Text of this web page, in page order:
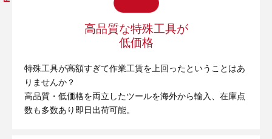
高品質な特殊工具が
低価格
特殊工具が高額すぎて作業工賃を上回ったということはあ
りませんか？
高品質・低価格を両立したツールを海外から輸入、在庫点
数も多数あり即日出荷可能。